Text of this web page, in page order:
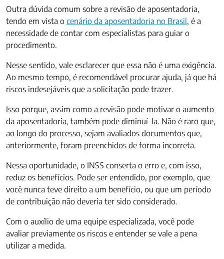
Outra dúvida comum sobre a revisão de aposentadoria,
tendo em vista o cenário da aposentadoria no Brasil, é a
necessidade de contar com especialistas para guiar o
procedimento.
Nesse sentido, vale esclarecer que essa não é uma exigência.
Ao mesmo tempo, é recomendável procurar ajuda, já que há
riscos indesejáveis que a solicitação pode trazer.
Isso porque, assim como a revisão pode motivar o aumento
da aposentadoria, também pode diminuí-la. Não é raro que,
ao longo do processo, sejam avaliados documentos que,
anteriormente, foram preenchidos de forma incorreta.
Nessa oportunidade, o INSS conserta o erro e, com isso,
reduz os benefícios. Pode ser entendido, por exemplo, que
você nunca teve direito a um benefício, ou que um período
de contribuição não deveria ter sido considerado.
Com o auxílio de uma equipe especializada, você pode
avaliar previamente os riscos e entender se vale a pena
utilizar a medida.